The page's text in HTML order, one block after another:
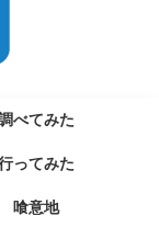
べてみた
ってみた
喰意地